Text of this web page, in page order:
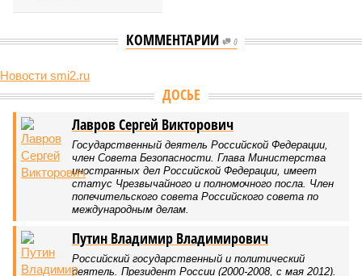
КОММЕНТАРИИ 0
Новости smi2.ru
В нескольких станциях от уже сданного
«Сказочного леса» пайщики ЖК «Станция Л» продолжают ждать от
компании Capital Group начала реальной достройки
В нескольких станциях от уже сданного «Сказочного
леса» пайщики ЖК «Станция Л» продолжают ждать от
компании Capital Group начала реальной достройки
«Станция ожидания» для дольщиков